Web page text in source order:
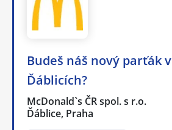
Budeš náš nový parťák v
Ďáblicích?
McDonald`s ČR spol. s r.o.
Ďáblice, Praha